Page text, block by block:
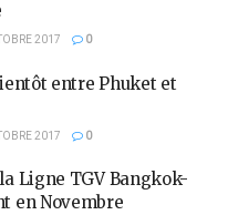
2017 0
entre Phuket et
2017 0
Ligne TGV Bangkok-
en Novembre